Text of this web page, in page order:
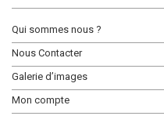
Qui sommes nous ?
Nous Contacter
Galerie d’images
Mon compte